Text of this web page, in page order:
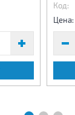
Код:
Цена: